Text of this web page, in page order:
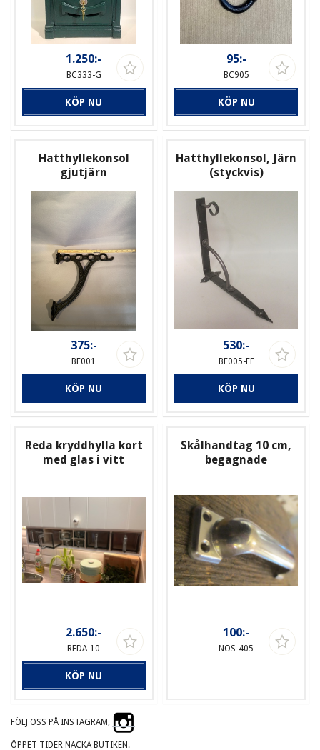
1.250:-
BC333-G
KÖP NU
95:-
BC905
KÖP NU
Hatthyllekonsol
gjutjärn
375:-
BE001
KÖP NU
Hatthyllekonsol, Järn
(styckvis)
530:-
BE005-FE
KÖP NU
Reda kryddhylla kort
med glas i vitt
2.650:-
REDA-10
KÖP NU
Skålhandtag 10 cm,
begagnade
100:-
NOS-405
FÖLJ OSS PÅ INSTAGRAM,
ÖPPET TIDER NACKA BUTIKEN.